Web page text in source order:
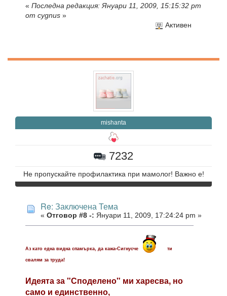
« Последна редакция: Януари 11, 2009, 15:15:32 pm
от cygnus »
Активен
mishanta
7232
Не пропускайте профилактика при мамолог! Важно е!
Re: Заключена Тема
« Отговор #8 -: Януари 11, 2009, 17:24:24 pm »
Аз като една видна спамърка, да кажа-Сигнусче
ти
свалям за труда!
Идеята за "Споделено" ми харесва, но
само и единственно,